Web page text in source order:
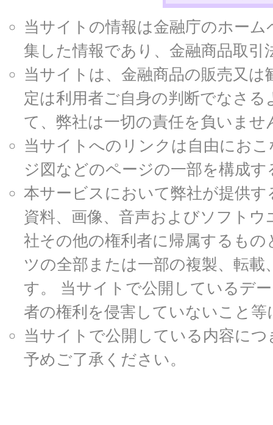
当サイトの情報は金融庁のホー
集した情報であり、金融商品取
当サイトは、金融商品の販売又
定は利用者ご自身の判断でなさ
て、弊社は一切の責任を負いませ
当サイトへのリンクは自由にお
ジ図などのページの一部を構成
本サービスにおいて弊社が提供
資料、画像、音声およびソフト
社その他の権利者に帰属するも
ツの全部または一部の複製、転
す。 当サイトで公開しているデ
者の権利を侵害していないこと
当サイトで公開している内容に
予めご了承ください。